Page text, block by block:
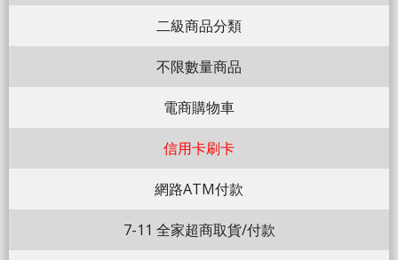
二級商品分類
不限數量商品
電商購物車
信用卡刷卡
網路ATM付款
7-11 全家超商取貨/付款